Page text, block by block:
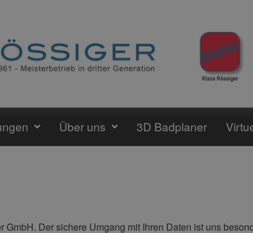
Über uns 3D Badplaner
Der sichere Umgang mit Ihren Daten ist uns